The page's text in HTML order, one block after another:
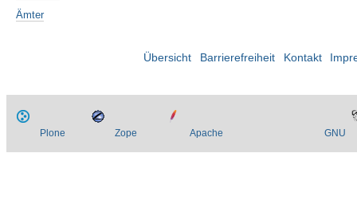
Ämter
Übersicht Barrierefreiheit Kontakt
Plone Zope Apache GNU